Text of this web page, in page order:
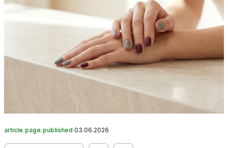
article.page.published 03.06.2026